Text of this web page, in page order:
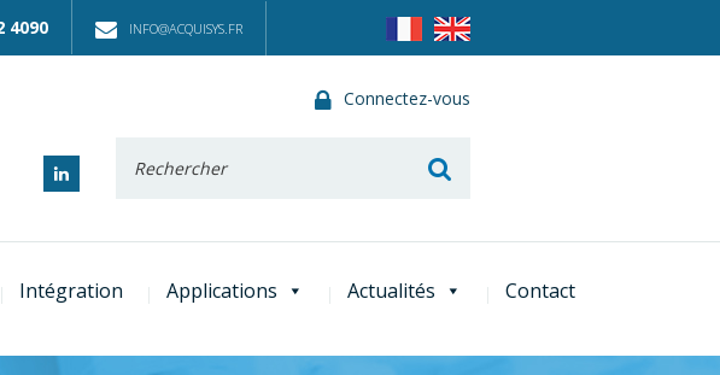
Intégration Applications Actualités Contact
4090 INFO@ACQUISYS.FR
Connectez-vous